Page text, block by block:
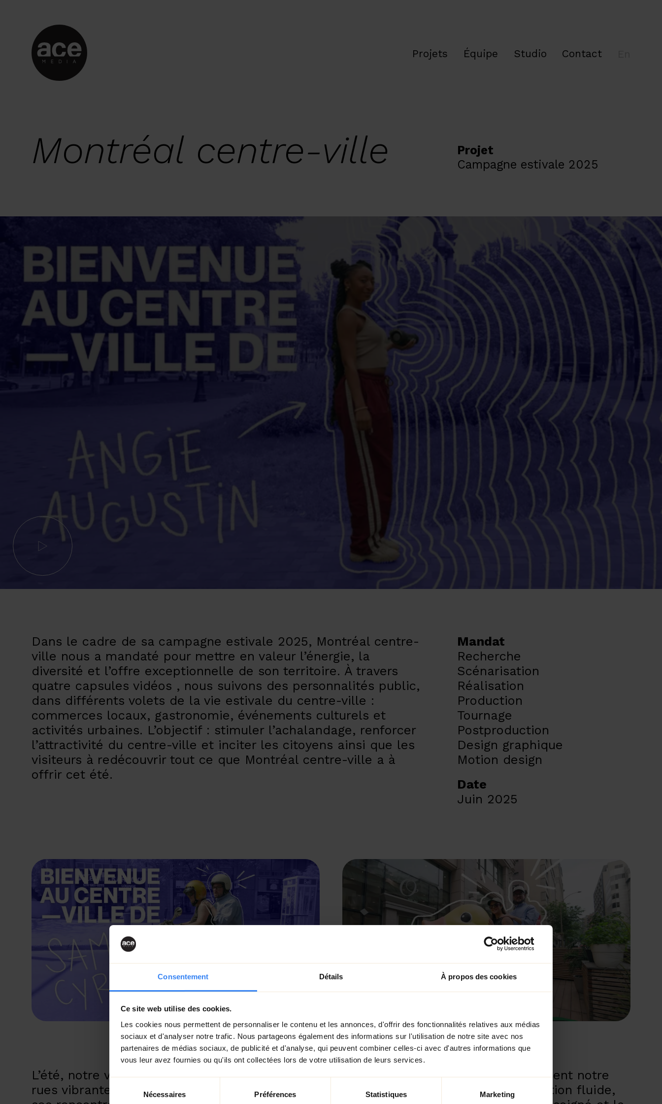
Consentement Détails À propos des cookies
Ce site web utilise des cookies.
Les cookies nous permettent de personnaliser le contenu et les annonces, d'offrir des fonctionnalités relatives aux médias
sociaux et d'analyser notre trafic. Nous partageons également des informations sur l'utilisation de notre site avec nos
partenaires de médias sociaux, de publicité et d'analyse, qui peuvent combiner celles-ci avec d'autres informations que
vous leur avez fournies ou qu'ils ont collectées lors de votre utilisation de leurs services.
du
Nécessaires Préférences Statistiques Marketing
Projets Équipe Studio Contact
Montréal centre-ville
Projet
Campagne estivale 2025
Dans le cadre de sa campagne estivale 2025, Montréal centre-
ville nous a mandaté pour mettre en valeur l’énergie, la
diversité et l’offre exceptionnelle de son territoire. À travers
quatre capsules vidéos , nous suivons des personnalités public,
dans différents volets de la vie estivale du centre-ville :
commerces locaux, gastronomie, événements culturels et
activités urbaines. L’objectif : stimuler l’achalandage, renforcer
l’attractivité du centre-ville et inciter les citoyens ainsi que les
visiteurs à redécouvrir tout ce que Montréal centre-ville a à
offrir cet été.
Mandat
Recherche
Scénarisation
Réalisation
Production
Tournage
Postproduction
Design graphique
Motion design
Date
Juin 2025
L’été, notre ville se révèle pleinement : ses
rues vibrantes, ses espaces verts, sa culture et
Cette campagne illustre parfaitement notre
façon de travailler : une collaboration fluide,